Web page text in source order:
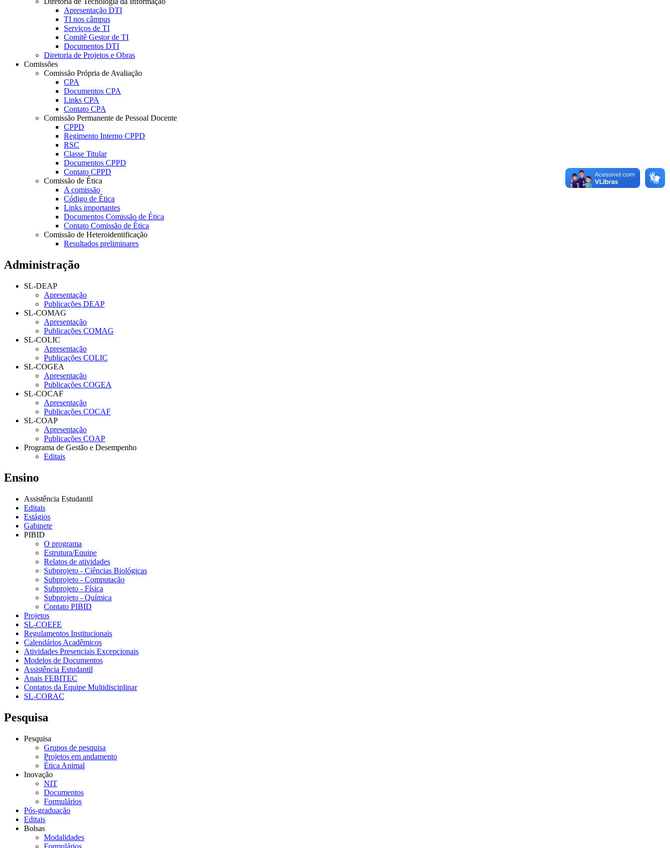
Apresentação DTI
TI nos câmpus
Serviços de TI
Comitê Gestor de TI
Documentos DTI
Diretoria de Projetos e Obras
Comissões
Comissão Própria de Avaliação
CPA
Documentos CPA
Links CPA
Contato CPA
Comissão Permanente de Pessoal Docente
CPPD
Regimento Interno CPPD
RSC
Classe Titular
Documentos CPPD
Contato CPPD
Comissão de Ética
A comissão
Código de Ética
Links importantes
Documentos Comissão de Ética
Contato Comissão de Ética
Comissão de Heteroidentificação
Resultados preliminares
Administração
SL-DEAP
Apresentação
Publicações DEAP
SL-COMAG
Apresentação
Publicações COMAG
SL-COLIC
Apresentação
Publicações COLIC
SL-COGEA
Apresentação
Publicações COGEA
SL-COCAF
Apresentação
Publicações COCAF
SL-COAP
Apresentação
Publicações COAP
Programa de Gestão e Desempenho
Editais
Ensino
Assistência Estudantil
Editais
Estágios
Gabinete
PIBID
O programa
Estrutura/Equipe
Relatos de atividades
Subprojeto - Ciências Biológicas
Subprojeto - Computação
Subprojeto - Física
Subprojeto - Química
Contato PIBID
Projetos
SL-COEFE
Regulamentos Institucionais
Calendários Acadêmicos
Atividades Presenciais Excepcionais
Modelos de Documentos
Assistência Estudantil
Anais FEBITEC
Contatos da Equipe Multidisciplinar
SL-CORAC
Pesquisa
Pesquisa
Grupos de pesquisa
Projetos em andamento
Ética Animal
Inovação
NIT
Documentos
Formulários
Pós-graduação
Editais
Bolsas
Modalidades
Formulários